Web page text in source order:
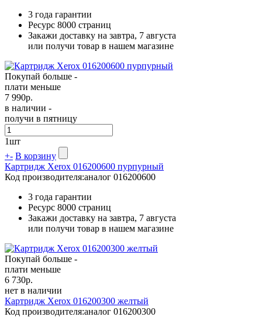
3 года гарантии
Ресурс 8000 страниц
Закажи доставку на завтра, 7 августа
или получи товар в нашем магазине
Покупай больше -
плати меньше
7 990р.
в наличии -
получи в пятницу
1шт
+- В корзину
Картридж Xerox 016200600 пурпурный
Код производителя:аналог 016200600
3 года гарантии
Ресурс 8000 страниц
Закажи доставку на завтра, 7 августа
или получи товар в нашем магазине
Покупай больше -
плати меньше
6 730р.
нет в наличии
Картридж Xerox 016200300 желтый
Код производителя:аналог 016200300